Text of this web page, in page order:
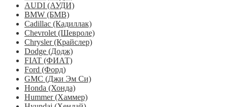
AUDI (АУДИ)
BMW (БМВ)
Cadillac (Кадиллак)
Chevrolet (Шевроле)
Chrysler (Крайслер)
Dodge (Додж)
FIAT (ФИАТ)
Ford (Форд)
GMC (Джи Эм Си)
Honda (Хонда)
Hummer (Хаммер)